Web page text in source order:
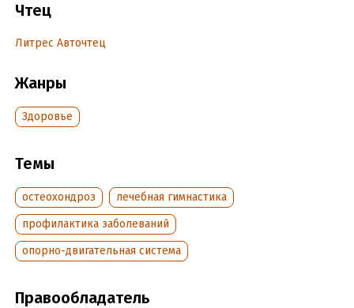
Дата поступления:
Чтец
Литрес Авточтец
Жанры
Здоровье
Темы
остеохондроз
лечебная гимнастика
профилактика заболеваний
опорно-двигательная система
Правообладатель